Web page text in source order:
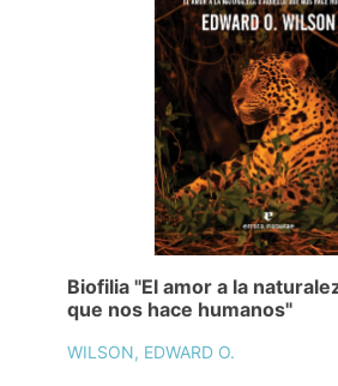
Biofilia "El amor a la
que nos hace humanos"
WILSON, EDWARD O.